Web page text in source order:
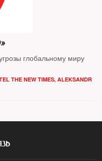
глобальному миру
THE NEW TIMES, ALEKSANDR